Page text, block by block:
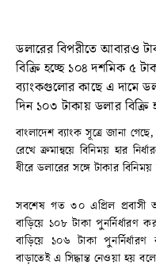
ডলারের বিপরীতে আবারও
বিক্রি হচ্ছে ১০৪ দশমিক ৫
ব্যাংকগুলোর কাছে এ দামে
দিন ১০৩ টাকায় ডলার বিক্রি
বাংলাদেশ ব্যাংক সূত্রে জানা
রেখে ক্রমান্বয়ে বিনিময় হার
ধীরে ডলারের সঙ্গে টাকার
সবশেষ গত ৩০ এপ্রিল প্রবাসী
বাড়িয়ে ১০৮ টাকা
বাড়িয়ে ১০৬ টাকা
বাড়াতেই এ সিদ্ধান্ত নেওয়া হয়